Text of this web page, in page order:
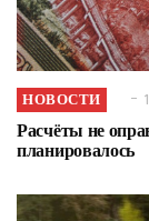
НОВОСТИ
Расчёты не
планировалось